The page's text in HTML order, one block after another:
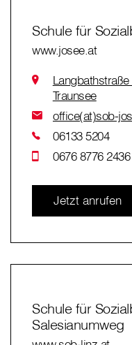
Schule für
www.josee.at
Traunsee
office(at)sob-
06133 5204
0676 8776 2436
Jetzt anrufen
Schule für
Salesianumweg